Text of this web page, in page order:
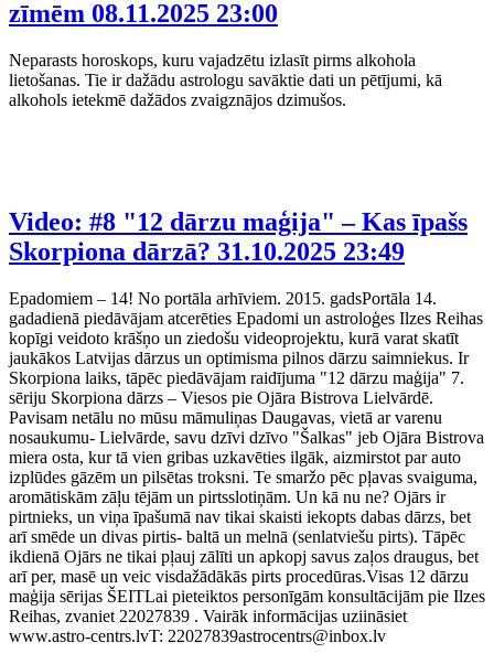
zīmēm 08.11.2025 23:00
Neparasts horoskops, kuru vajadzētu izlasīt pirms alkohola
lietošanas. Tie ir dažādu astrologu savāktie dati un pētījumi, kā
alkohols ietekmē dažādos zvaigznājos dzimušos.
Video: #8 "12 dārzu maģija" – Kas īpašs
Skorpiona dārzā? 31.10.2025 23:49
Epadomiem – 14! No portāla arhīviem. 2015. gadsPortāla 14.
gadadienā piedāvājam atcerēties Epadomi un astroloģes Ilzes Reihas
kopīgi veidoto krāšņo un ziedošu videoprojektu, kurā varat skatīt
jaukākos Latvijas dārzus un optimisma pilnos dārzu saimniekus. Ir
Skorpiona laiks, tāpēc piedāvājam raidījuma "12 dārzu maģija" 7.
sēriju Skorpiona dārzs – Viesos pie Ojāra Bistrova Lielvārdē.
Pavisam netālu no mūsu māmuliņas Daugavas, vietā ar varenu
nosaukumu- Lielvārde, savu dzīvi dzīvo "Šalkas" jeb Ojāra Bistrova
miera osta, kur tā vien gribas uzkavēties ilgāk, aizmirstot par auto
izplūdes gāzēm un pilsētas troksni. Te smaržo pēc pļavas svaiguma,
aromātiskām zāļu tējām un pirtsslotiņām. Un kā nu ne? Ojārs ir
pirtnieks, un viņa īpašumā nav tikai skaisti iekopts dabas dārzs, bet
arī smēde un divas pirtis- baltā un melnā (senlatviešu pirts). Tāpēc
ikdienā Ojārs ne tikai pļauj zālīti un apkopj savus zaļos draugus, bet
arī per, masē un veic visdažādākās pirts procedūras.Visas 12 dārzu
maģija sērijas ŠEITLai pieteiktos personīgām konsultācijām pie Ilzes
Reihas, zvaniet 22027839 . Vairāk informācijas uziināsiet
www.astro-centrs.lvT: 22027839astrocentrs@inbox.lv